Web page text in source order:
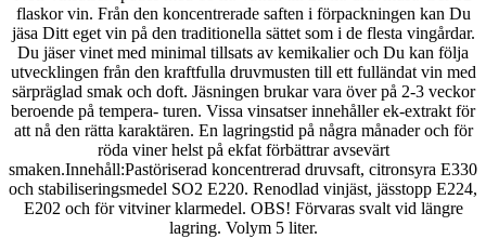
flaskor vin. Från den koncentrerade saften i förpackningen kan Du
jäsa Ditt eget vin på den traditionella sättet som i de flesta vingårdar.
Du jäser vinet med minimal tillsats av kemikalier och Du kan följa
utvecklingen från den kraftfulla druvmusten till ett fulländat vin med
särpräglad smak och doft. Jäsningen brukar vara över på 2-3 veckor
beroende på tempera- turen. Vissa vinsatser innehåller ek-extrakt för
att nå den rätta karaktären. En lagringstid på några månader och för
röda viner helst på ekfat förbättrar avsevärt
smaken.Innehåll:Pastöriserad koncentrerad druvsaft, citronsyra E330
och stabiliseringsmedel SO2 E220. Renodlad vinjäst, jässtopp E224,
E202 och för vitviner klarmedel. OBS! Förvaras svalt vid längre
lagring. Volym 5 liter.